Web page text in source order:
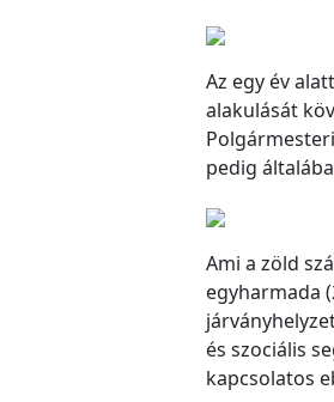
Az egy év
alakulását
pedig
Ami a zöld
egyharmada
és szociális
kapcsolatos